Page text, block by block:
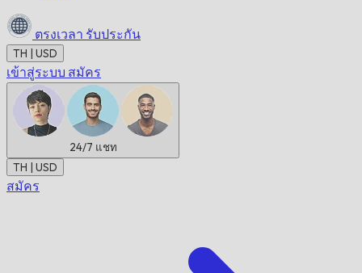
ตรงเวลา รับประกัน
TH | USD
เข้าสู่ระบบ สมัคร
24/7 แชท
TH | USD
สมัคร